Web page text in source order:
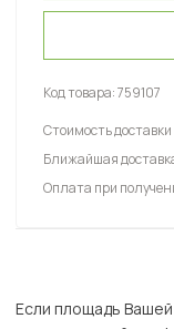
Код товара:759107
Стоимость
Ближайшая
Оплата при
Если площадь